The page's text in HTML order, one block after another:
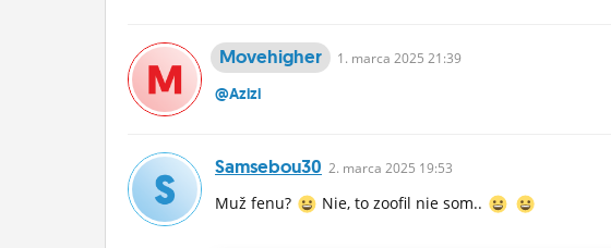
Movehigher 1. marca 2025 21:39
@Azizi
Samsebou30 2. marca 2025 19:53
Muž fenu? Nie, to zoofil nie som..